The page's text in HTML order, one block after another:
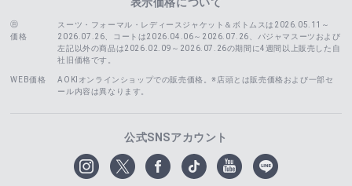
表示価格について
価格
スーツ・フォーマル・レディースジャケット＆ボトムスは2026.05.11～
2026.07.26、コートは2026.04.06～2026.07.26、 パジャマスーツおよび
左記以外の商品は2026.02.09～2026.07.26の期間に4週間以上販売した自
社旧価格です。
WEB価格
AOKIオンラインショップでの販売価格。※店頭とは販売価格および一部セ
ール内容は異なります。
公式SNSアカウント